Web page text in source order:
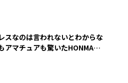
スなのは言われないとわからな
アマチュアも驚いたHONMA